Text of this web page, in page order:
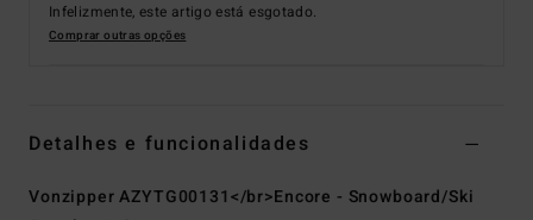
Infelizmente, este artigo está esgotado.
Comprar outras opções
Detalhes e funcionalidades
Vonzipper AZYTG00131</br>Encore - Snowboard/Ski